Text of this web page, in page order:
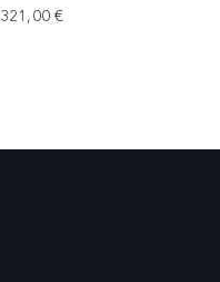
321,00 €